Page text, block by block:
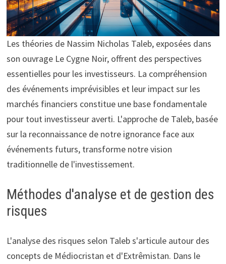
Les théories de Nassim Nicholas Taleb, exposées dans
son ouvrage Le Cygne Noir, offrent des perspectives
essentielles pour les investisseurs. La compréhension
des événements imprévisibles et leur impact sur les
marchés financiers constitue une base fondamentale
pour tout investisseur averti. L'approche de Taleb, basée
sur la reconnaissance de notre ignorance face aux
événements futurs, transforme notre vision
traditionnelle de l'investissement.
Méthodes d'analyse et de gestion des
risques
L'analyse des risques selon Taleb s'articule autour des
concepts de Médiocristan et d'Extrêmistan. Dans le